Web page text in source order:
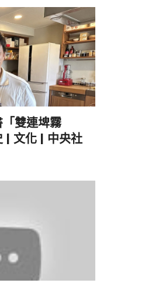
雙連埤霧
文化 | 中央社